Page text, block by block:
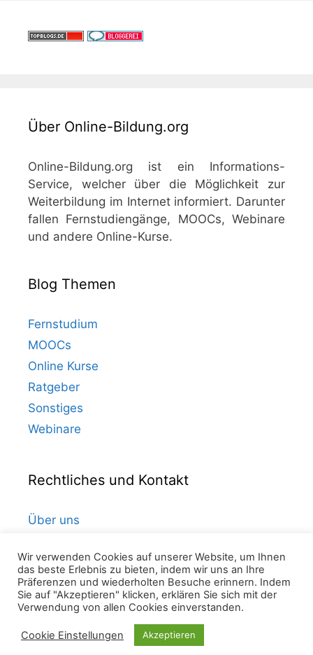
Über Online-Bildung.org
Online-Bildung.org ist ein Informations-
Service, welcher über die Möglichkeit zur
Weiterbildung im Internet informiert. Darunter
fallen Fernstudiengänge, MOOCs, Webinare
und andere Online-Kurse.
Blog Themen
Fernstudium
MOOCs
Online Kurse
Ratgeber
Sonstiges
Webinare
Rechtliches und Kontakt
Über uns
Datenschutz
Impressum
© 2026 Online Bildung• Erstellt mit
Wir verwenden Cookies auf unserer Website, um Ihnen
das beste Erlebnis zu bieten, indem wir uns an Ihre
Präferenzen und wiederholten Besuche erinnern. Indem
Sie auf "Akzeptieren" klicken, erklären Sie sich mit der
Verwendung von allen Cookies einverstanden.
Cookie Einstellungen Akzeptieren